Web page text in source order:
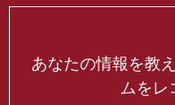
あなたの情報を教
ムをレ